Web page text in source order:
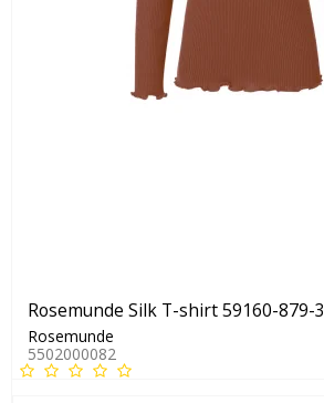
Rosemunde Silk T-shirt 59160-879-3
Rosemunde
5502000082